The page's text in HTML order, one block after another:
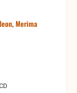
Merima